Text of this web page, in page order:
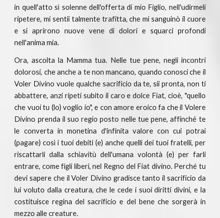
in quell'atto sì solenne dell'offerta di mio Figlio, nell'udirmeli
ripetere, mi sentii talmente trafitta, che mi sanguinò il cuore
e si aprirono nuove vene di dolori e squarci profondi
nell'anima mia.
Ora, ascolta la Mamma tua. Nelle tue pene, negli incontri
dolorosi, che anche a te non mancano, quando conosci che il
Voler Divino vuole qualche sacrificio da te, sii pronta, non ti
abbattere, anzi ripeti subito il caro e dolce Fiat, cioè, "quello
che vuoi tu (lo) voglio io", e con amore eroico fa che il Volere
Divino prenda il suo regio posto nelle tue pene, affinché te
le converta in monetina d'infinita valore con cui potrai
(pagare) così i tuoi debiti (e) anche quelli dei tuoi fratelli, per
riscattarli dalla schiavitù dell'umana volontà (e) per farli
entrare, come figli liberi, nel Regno del Fiat divino. Perché tu
devi sapere che il Voler Divino gradisce tanto il sacrificio da
lui voluto dalla creatura, che le cede i suoi diritti divini, e la
costituisce regina del sacrificio e del bene che sorgerà in
mezzo alle creature.